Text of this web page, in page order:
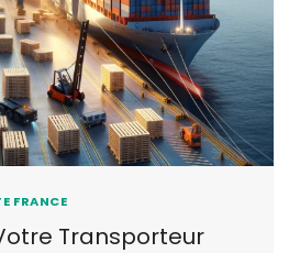
FRANCE
Transporteur